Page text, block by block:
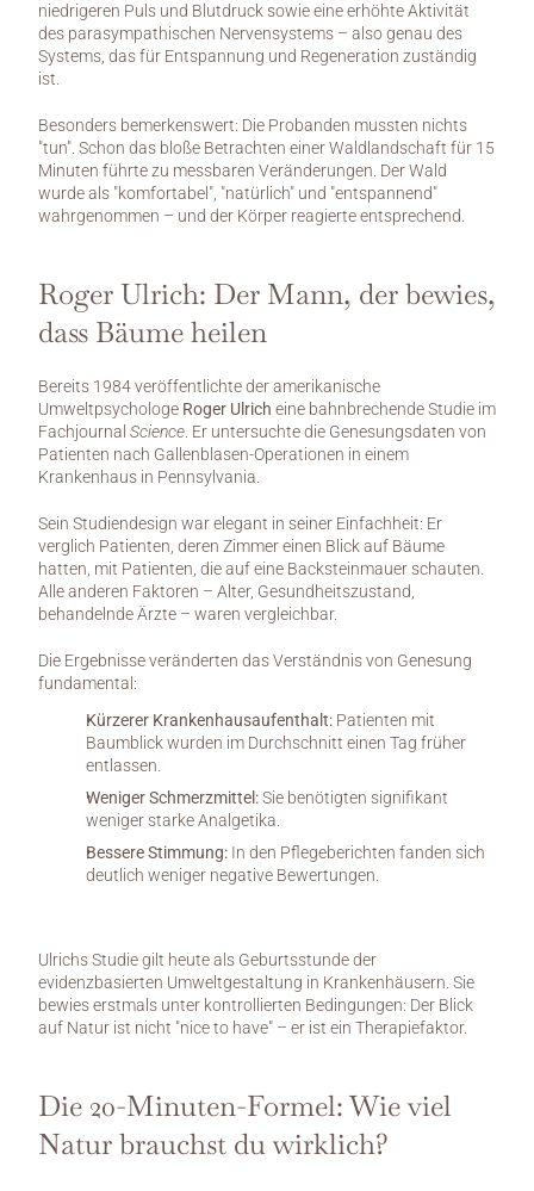
niedrigeren Puls und Blutdruck sowie eine erhöhte Aktivität
des parasympathischen Nervensystems – also genau des
Systems, das für Entspannung und Regeneration zuständig
ist.
Besonders bemerkenswert: Die Probanden mussten nichts
"tun". Schon das bloße Betrachten einer Waldlandschaft für 15
Minuten führte zu messbaren Veränderungen. Der Wald
wurde als "komfortabel", "natürlich" und "entspannend"
wahrgenommen – und der Körper reagierte entsprechend.
Roger Ulrich: Der Mann, der bewies,
dass Bäume heilen
Bereits 1984 veröffentlichte der amerikanische
Umweltpsychologe Roger Ulrich eine bahnbrechende Studie im
Fachjournal Science. Er untersuchte die Genesungsdaten von
Patienten nach Gallenblasen-Operationen in einem
Krankenhaus in Pennsylvania.
Sein Studiendesign war elegant in seiner Einfachheit: Er
verglich Patienten, deren Zimmer einen Blick auf Bäume
hatten, mit Patienten, die auf eine Backsteinmauer schauten.
Alle anderen Faktoren – Alter, Gesundheitszustand,
behandelnde Ärzte – waren vergleichbar.
Die Ergebnisse veränderten das Verständnis von Genesung
fundamental:
Kürzerer Krankenhausaufenthalt: Patienten mit
Baumblick wurden im Durchschnitt einen Tag früher
entlassen.
Weniger Schmerzmittel: Sie benötigten signifikant
weniger starke Analgetika.
Bessere Stimmung: In den Pflegeberichten fanden sich
deutlich weniger negative Bewertungen.
Ulrichs Studie gilt heute als Geburtsstunde der
evidenzbasierten Umweltgestaltung in Krankenhäusern. Sie
bewies erstmals unter kontrollierten Bedingungen: Der Blick
auf Natur ist nicht "nice to have" – er ist ein Therapiefaktor.
Die 20-Minuten-Formel: Wie viel
Natur brauchst du wirklich?